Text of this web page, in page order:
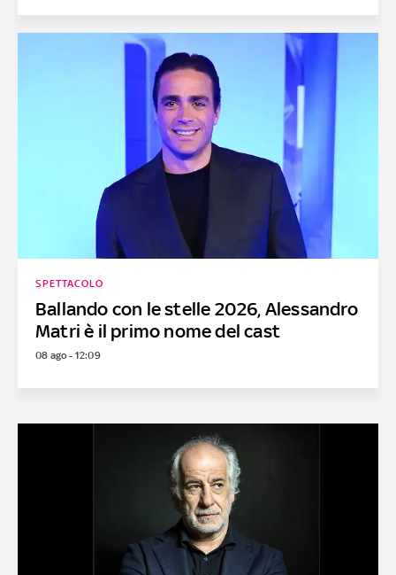
Ballando con le stelle 2026, Alessandro
Matri è il primo nome del cast
SPETTACOLO
08 ago - 12:09